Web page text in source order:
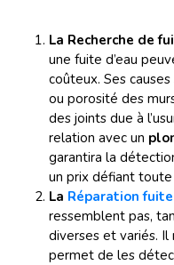
La Recherche de
une fuite d’eau
coûteux. Ses
ou porosité des
des joints due à
relation avec un
garantira la
un prix défiant toute
La Réparation fuite
ressemblent pas,
diverses et variés. Il
permet de les